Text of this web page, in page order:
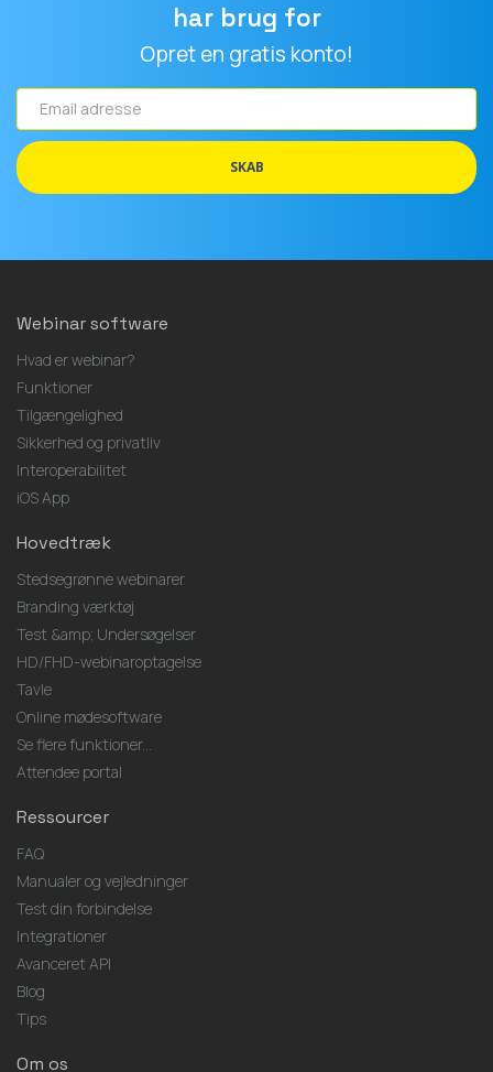
har brug for
Opret en gratis konto!
Email
adresse
SKAB
Webinar software
Hvad er webinar?
Funktioner
Tilgængelighed
Sikkerhed og privatliv
Interoperabilitet
iOS App
Hovedtræk
Stedsegrønne webinarer
Branding værktøj
Test &amp; Undersøgelser
HD/FHD-webinaroptagelse
Tavle
Online mødesoftware
Se flere funktioner...
Attendee portal
Ressourcer
FAQ
Manualer og vejledninger
Test din forbindelse
Integrationer
Avanceret API
Blog
Tips
Om os